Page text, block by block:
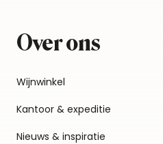
Over ons
Wijnwinkel
Kantoor & expeditie
Nieuws & inspiratie